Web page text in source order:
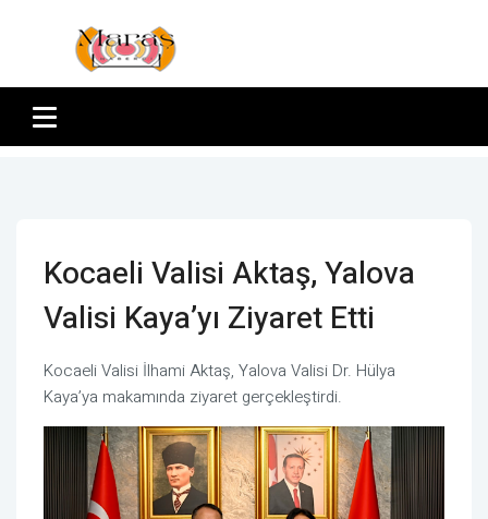
Kocaeli Valisi Aktaş, Yalova
Valisi Kaya’yı Ziyaret Etti
Kocaeli Valisi İlhami Aktaş, Yalova Valisi Dr. Hülya
Kaya’ya makamında ziyaret gerçekleştirdi.